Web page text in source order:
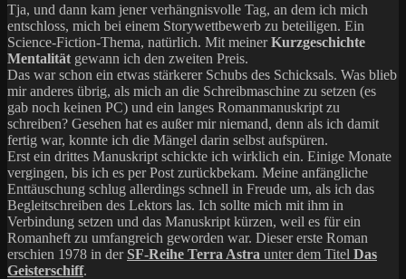
Tja, und dann kam jener verhängnisvolle Tag, an dem ich mich
entschloss, mich bei einem Storywettbewerb zu beteiligen. Ein
Science-Fiction-Thema, natürlich. Mit meinerKurzgeschichte
Mentalität gewann ich den zweiten Preis.
Das war schon ein etwas stärkerer Schubs des Schicksals. Was blieb
mir anderes übrig, als mich an die Schreibmaschine zu setzen (es
gab noch keinen PC) und ein langes Romanmanuskript zu
schreiben? Gesehen hat es außer mir niemand, denn als ich damit
fertig war, konnte ich die Mängel darin selbst aufspüren.
Erst ein drittes Manuskript schickte ich wirklich ein. Einige Monate
vergingen, bis ich es per Post zurückbekam. Meine anfängliche
Enttäuschung schlug allerdings schnell in Freude um, als ich das
Begleitschreiben des Lektors las. Ich sollte mich mit ihm in
Verbindung setzen und das Manuskript kürzen, weil es für ein
Romanheft zu umfangreich geworden war. Dieser erste Roman
erschien 1978 in der SF-Reihe Terra Astra unter dem Titel Das
Geisterschiff.